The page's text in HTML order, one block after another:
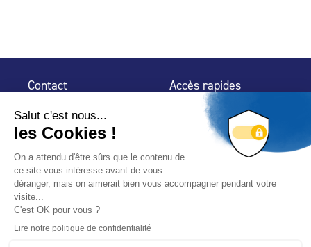
Contact
32 rue de Mogador
75 009 Paris
Accès rapides
Espace Presse
Trouver un
professionnel
Nous suivre